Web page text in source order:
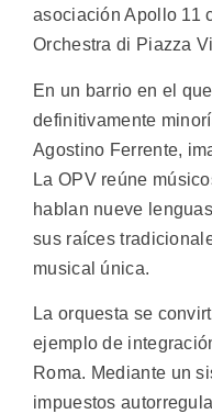
asociación Apollo 11
Orchestra di Piazza
En un barrio en el
definitivamente
Agostino Ferrente,
La OPV reúne
hablan nueve
sus raíces
musical única.
La orquesta se
ejemplo de
Roma. Mediante un
impuestos